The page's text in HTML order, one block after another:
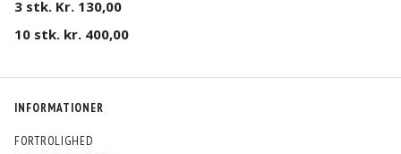
3 stk. Kr. 130,00
10 stk. kr. 400,00
INFORMATIONER
FORTROLIGHED